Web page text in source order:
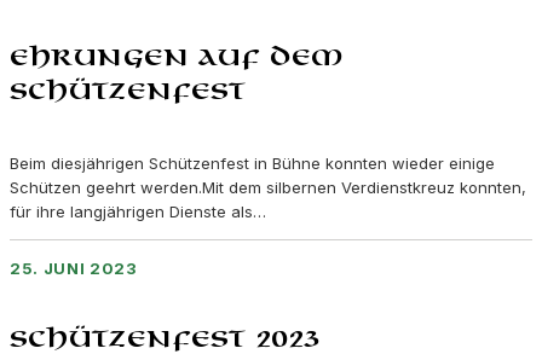
Ehrungen auf dem
Schützenfest
Beim diesjährigen Schützenfest in Bühne konnten wieder einige
Schützen geehrt werden.Mit dem silbernen Verdienstkreuz konnten,
für ihre langjährigen Dienste als…
25. JUNI 2023
Schützenfest 2023